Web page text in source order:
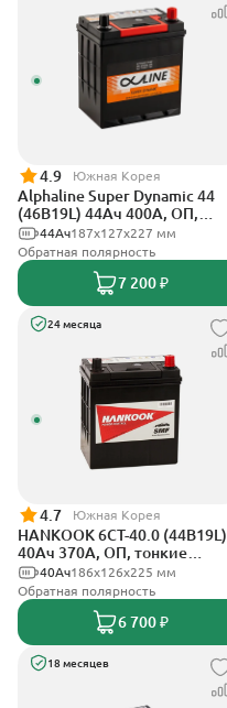
4.9 Южная Корея
Alphaline Super Dynamic 44
(46B19L) 44Ач 400А, ОП,
тонкие клеммы
187х127х227 мм
44Ач
Обратная полярность
7 200 ₽
24 месяца
4.7 Южная Корея
HANKOOK 6СТ-40.0 (44B19L)
40Ач 370А, ОП, тонкие
клеммы186х126х225 мм
40Ач
Обратная полярность
6 700 ₽
18 месяцев